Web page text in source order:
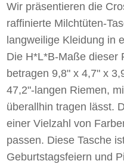
Wir präsentieren die
raffinierte Milchtüten-
langweilige Kleidung in
Die H*L*B-Maße dieser
betragen 9,8" x 4,7" x
47,2"-langen Riemen,
überallhin tragen lässt.
einer Vielzahl von
passen. Diese Tasche
Geburtstagsfeiern und